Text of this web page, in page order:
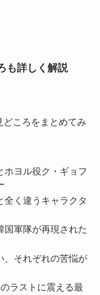
も詳しく解説
ころをまとめてみ
ホヨル役ク・ギョフ
全く違うキャラクタ
国軍隊が再現された
、それぞれの苦悩が
ラストに震える最